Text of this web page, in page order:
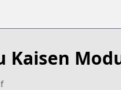
Kaisen